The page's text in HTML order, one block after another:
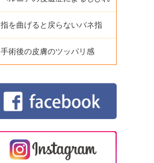
指を曲げると戻らないバネ指
手術後の皮膚のツッパリ感